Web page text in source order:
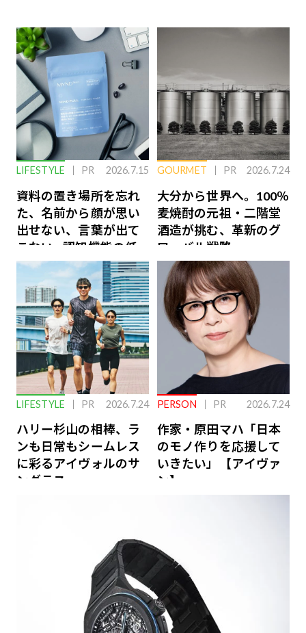
LIFESTYLE PR 2026.7.15
資料の置き場所を忘れ
た、名前から顔が思い
出せない、言葉が出て
こない…認知機能の低
下を救う、脳のインナ
ーケアとは
GOURMET PR 2026.7.24
大分から世界へ。100％
麦焼酎の元祖・二階堂
酒造が挑む、革新のグ
ローバル戦略
LIFESTYLE PR 2026.7.24
ハリー杉山の相棒、ラ
ンも日常もシームレス
に彩るアイヴォルのサ
ングラス
PERSON PR 2026.7.24
作家・原田マハ「日本
のモノ作りを応援して
いきたい」【アイヴァ
ン】